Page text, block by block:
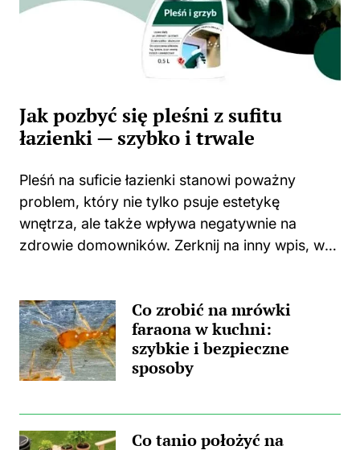
Jak pozbyć się pleśni z sufitu
łazienki — szybko i trwale
Pleśń na suficie łazienki stanowi poważny
problem, który nie tylko psuje estetykę
wnętrza, ale także wpływa negatywnie na
zdrowie domowników. Zerknij na inny wpis, w
nieprzyjemna towarzyszka? Główną
przyczyną...
Co zrobić na mrówki
faraona w kuchni:
szybkie i bezpieczne
sposoby
Co tanio położyć na